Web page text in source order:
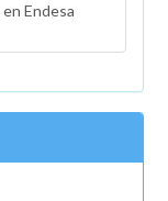
Endesa